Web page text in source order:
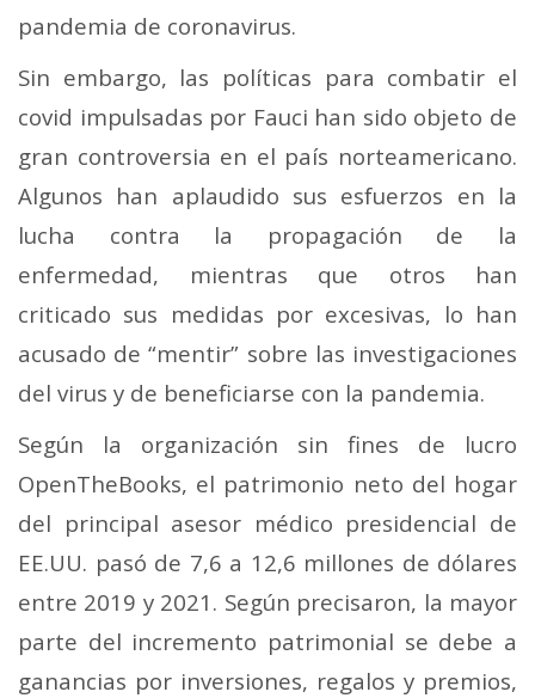
pandemia de coronavirus.
Sin embargo, las políticas para combatir el
covid impulsadas por Fauci han sido objeto de
gran controversia en el país norteamericano.
Algunos han aplaudido sus esfuerzos en la
lucha contra la propagación de la
enfermedad, mientras que otros han
criticado sus medidas por excesivas, lo han
acusado de “mentir” sobre las investigaciones
del virus y de beneficiarse con la pandemia.
Según la organización sin fines de lucro
OpenTheBooks, el patrimonio neto del hogar
del principal asesor médico presidencial de
EE.UU. pasó de 7,6 a 12,6 millones de dólares
entre 2019 y 2021. Según precisaron, la mayor
parte del incremento patrimonial se debe a
ganancias por inversiones, regalos y premios,